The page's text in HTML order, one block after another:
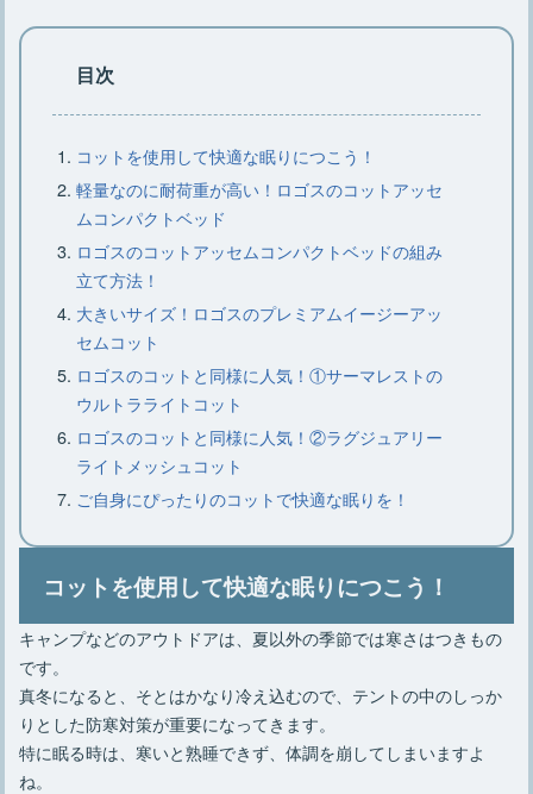
キャンプ用鉄板のお手入れ方法や選び
【コールマンのジェネレーター】仕組
みや交換時期、分解について
【小型クーラーボックス】種類や素
キャンプに枕は必要？キャンプにおす
すめなニトリの枕
大型クーラーボックスはこれでキマ
すすめラックをご紹介
目次
コットを使用して快適な眠りにつこう！
軽量なのに耐荷重が高い！ロゴスのコットアッセ
ムコンパクトベッド
ロゴスのコットアッセムコンパクトベッドの組み
立て方法！
大きいサイズ！ロゴスのプレミアムイージーアッ
セムコット
ロゴスのコットと同様に人気！①サーマレストの
ウルトラライトコット
ロゴスのコットと同様に人気！②ラグジュアリー
ライトメッシュコット
ご自身にぴったりのコットで快適な眠りを！
コットを使用して快適な眠りにつこう！
キャンプなどのアウトドアは、夏以外の季節では寒さはつきもの
です。
真冬になると、そとはかなり冷え込むので、テントの中のしっか
りとした防寒対策が重要になってきます。
特に眠る時は、寒いと熟睡できず、体調を崩してしまいますよ
ね。